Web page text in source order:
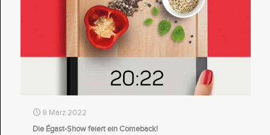
9 März 2022
Die Égast-Show feiert ein Comeback!